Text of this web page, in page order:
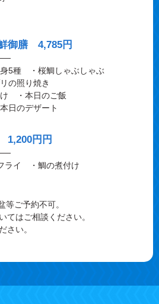
御膳 4,785円
5種 ・桜鯛しゃぶしゃぶ
の照り焼き
け ・本日のご飯
日のデザート
1,200円円
ライ ・鯛の煮付け
ご予約不可。
てはご相談ください。
さい。